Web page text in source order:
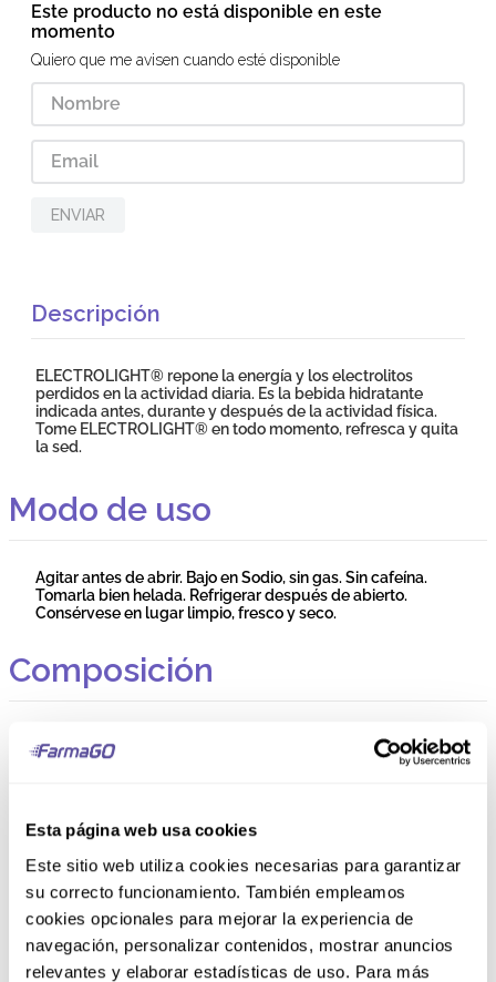
Esta página web usa cookies
Este sitio web utiliza cookies necesarias para garantizar
su correcto funcionamiento. También empleamos
cookies opcionales para mejorar la experiencia de
navegación, personalizar contenidos, mostrar anuncios
relevantes y elaborar estadísticas de uso. Para más
Este producto no está disponible en este
momento
Quiero que me avisen cuando esté disponible
ENVIAR
Descripción
ELECTROLIGHT® repone la energía y los electrolitos
perdidos en la actividad diaria. Es la bebida hidratante
indicada antes, durante y después de la actividad física.
Tome ELECTROLIGHT® en todo momento, refresca y quita
la sed.
Modo de uso
Agitar antes de abrir. Bajo en Sodio, sin gas. Sin cafeína.
Tomarla bien helada. Refrigerar después de abierto.
Consérvese en lugar limpio, fresco y seco.
Composición
ELECTROLIGHT® Granadilla Contiene: Agua, Sacarosa,
Dextrosa Monohidrato, Ácido Cítrico Anhidro (SIN 330),
Monobásico de Potasio (SIN 340(i)), Benzoato de Sodio (SIN
211), Sucralosa (SIN 955).
Comentarios
Cargando el resumen…